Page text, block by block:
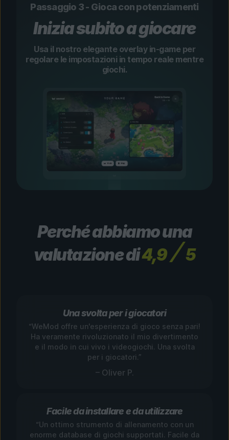
Passaggio 3 - Gioca con potenziamenti
Inizia subito a giocare
Usa il nostro elegante overlay in-game per
regolare le impostazioni in tempo reale mentre
giochi.
Perché abbiamo una
valutazione di4,9 5
Una svolta per i giocatori
“WeMod offre un'esperienza di gioco senza pari!
Ha veramente rivoluzionato il mio divertimento
e il modo in cui vivo i videogiochi. Una svolta
per i giocatori.”
– Oliver P.
Facile da installare e da utilizzare
“Un ottimo strumento di allenamento con un
enorme database di giochi supportati. Facile da